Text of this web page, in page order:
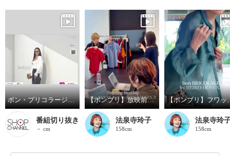
ボン・ブリコラージュ バイ レイコ・ホウセンジ 冷房対策もオシャレに！ フレアー感と 軽やかさでキメる 羽織るシアーブラウス
番組切り抜き
－ cm
【ボンブリ】放映前のショートプレゼン
法泉寺玲子
158cm
【ボンブリ】
法泉寺玲
158cm